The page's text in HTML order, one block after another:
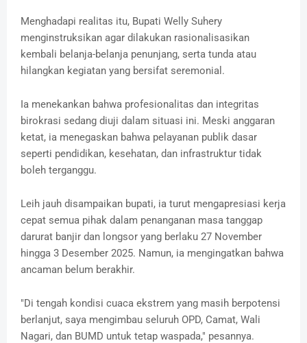
Menghadapi realitas itu, Bupati Welly Suhery
menginstruksikan agar dilakukan rasionalisasikan
kembali belanja-belanja penunjang, serta tunda atau
hilangkan kegiatan yang bersifat seremonial.
Ia menekankan bahwa profesionalitas dan integritas
birokrasi sedang diuji dalam situasi ini. Meski anggaran
ketat, ia menegaskan bahwa pelayanan publik dasar
seperti pendidikan, kesehatan, dan infrastruktur tidak
boleh terganggu.
Leih jauh disampaikan bupati, ia turut mengapresiasi kerja
cepat semua pihak dalam penanganan masa tanggap
darurat banjir dan longsor yang berlaku 27 November
hingga 3 Desember 2025. Namun, ia mengingatkan bahwa
ancaman belum berakhir.
"Di tengah kondisi cuaca ekstrem yang masih berpotensi
berlanjut, saya mengimbau seluruh OPD, Camat, Wali
Nagari, dan BUMD untuk tetap waspada," pesannya.